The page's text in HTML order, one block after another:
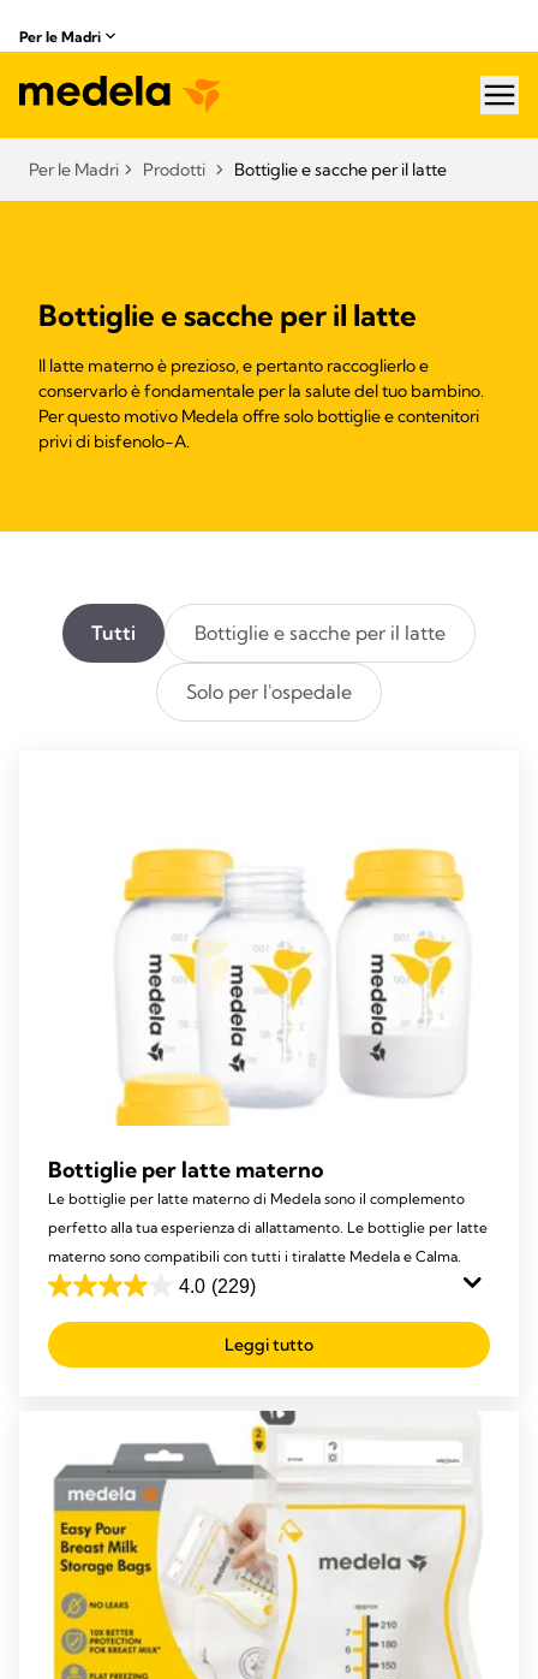
Per le Madri
Per le Madri Prodotti Bottiglie e sacche per il latte​
Bottiglie e sacche per il latte
Il latte materno è prezioso, e pertanto raccoglierlo e
conservarlo è fondamentale per la salute del tuo bambino.
Per questo motivo Medela offre solo bottiglie e contenitori
privi di bisfenolo-A.
Tutti Bottiglie e sacche per il latte​
Solo per l'ospedale
Bottiglie per latte materno
Le bottiglie per latte materno di Medela sono il complemento
perfetto alla tua esperienza di allattamento. Le bottiglie per latte
materno sono compatibili con tutti i tiralatte Medela e Calma.
4.0 (229)
4.0
su
5
recensioni
Leggi tutto